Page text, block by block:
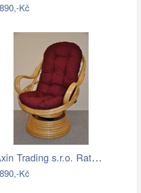
Kč
Axin Trading s.r.o. Ratanové houpací…
Kč